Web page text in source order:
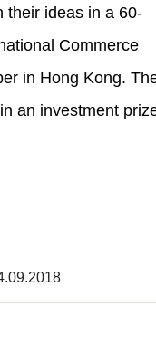
their ideas in a 60-
Commerce
in Hong Kong.
an investment